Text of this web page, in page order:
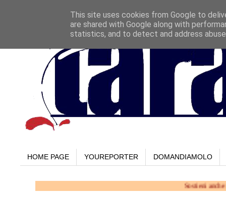
HOME PAGE YOUREPORTER DOMANDIAMOLO
Sostieni anche tu la
This site uses cookies from Google to
are shared with Google along with
statistics, and to detect and address